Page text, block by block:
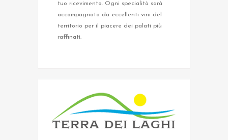
tuo ricevimento. Ogni specialità sarà
accompagnata da eccellenti vini del
territorio per il piacere dei palati più
raffinati.